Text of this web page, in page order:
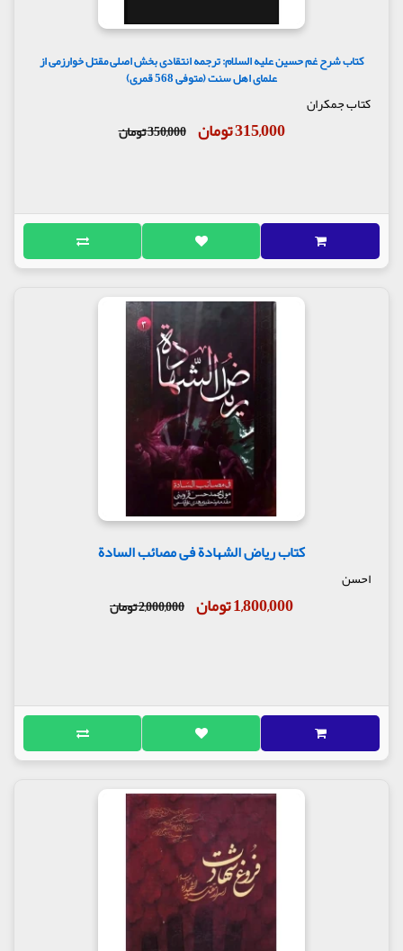
کتاب شرح غم حسین علیه السلام: ترجمه انتقادی بخش اصلی مقتل خوارزمی از
علمای اهل سنت (متوفی 568 قمری)
کتاب جمکران
315,000 تومان 350,000 تومان
کتاب ریاض الشهادة فی مصائب السادة
احسن
1,800,000 تومان 2,000,000 تومان